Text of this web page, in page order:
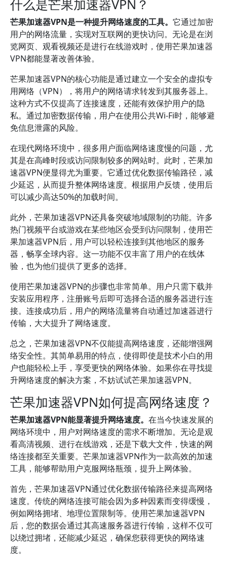
什么是芒果加速器VPN？
芒果加速器VPN是一种提升网络速度的工具。 它通过加密
用户的网络流量，实现对互联网的更快访问。无论是在浏
览网页、观看视频还是进行在线游戏时，使用芒果加速器
VPN都能显著改善体验。
芒果加速器VPN的核心功能是通过建立一个安全的虚拟专
用网络（VPN），将用户的网络请求转发到其服务器上。
这种方式不仅提高了连接速度，还能有效保护用户的隐
私。通过加密数据传输，用户在使用公共Wi-Fi时，能够避
免信息泄露的风险。
在现代网络环境中，很多用户面临网络速度慢的问题，尤
其是在高峰时段或访问限制较多的网站时。此时，芒果加
速器VPN便显得尤为重要。它通过优化数据传输路径，减
少延迟，从而提升整体网络速度。根据用户反馈，使用后
可以减少高达50%的加载时间。
此外，芒果加速器VPN还具备突破地域限制的功能。许多
热门视频平台或游戏在某些地区会受到访问限制，使用芒
果加速器VPN后，用户可以轻松连接到其他地区的服务
器，畅享全球内容。这一功能不仅丰富了用户的在线体
验，也为他们提供了更多的选择。
使用芒果加速器VPN的步骤也非常简单。用户只需下载并
安装应用程序，注册账号后即可选择合适的服务器进行连
接。连接成功后，用户的网络流量将自动通过加速器进行
传输，大大提升了网络速度。
总之，芒果加速器VPN不仅能提高网络速度，还能增强网
络安全性。其简单易用的特点，使得即使是技术小白的用
户也能轻松上手，享受更快的网络体验。如果你在寻找提
升网络速度的解决方案，不妨试试芒果加速器VPN。
芒果加速器VPN如何提高网络速度？
芒果加速器VPN能显著提升网络速度。 在当今快速发展的
网络环境中，用户对网络速度的需求不断增加。无论是观
看高清视频、进行在线游戏，还是下载大文件，快速的网
络连接都至关重要。芒果加速器VPN作为一款高效的加速
工具，能够帮助用户克服网络瓶颈，提升上网体验。
首先，芒果加速器VPN通过优化数据传输路径来提高网络
速度。传统的网络连接可能会因为多种因素而变得缓慢，
例如网络拥堵、地理位置限制等。使用芒果加速器VPN
后，您的数据会通过其高速服务器进行传输，这样不仅可
以绕过拥堵，还能减少延迟，确保您获得更快的网络速
度。